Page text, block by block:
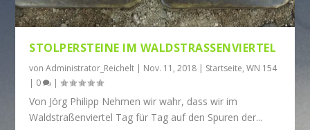
STOLPERSTEINE IM WALDSTRASSENVIERTEL
vonAdministrator_Reichelt | Nov. 11, 2018 | Startseite,WN 154
| 0 |
Von Jörg Philipp Nehmen wir wahr, dass wir im
Waldstraßenviertel Tag für Tag auf den Spuren der...